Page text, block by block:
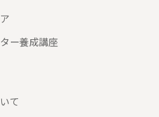
ー養成講座
て